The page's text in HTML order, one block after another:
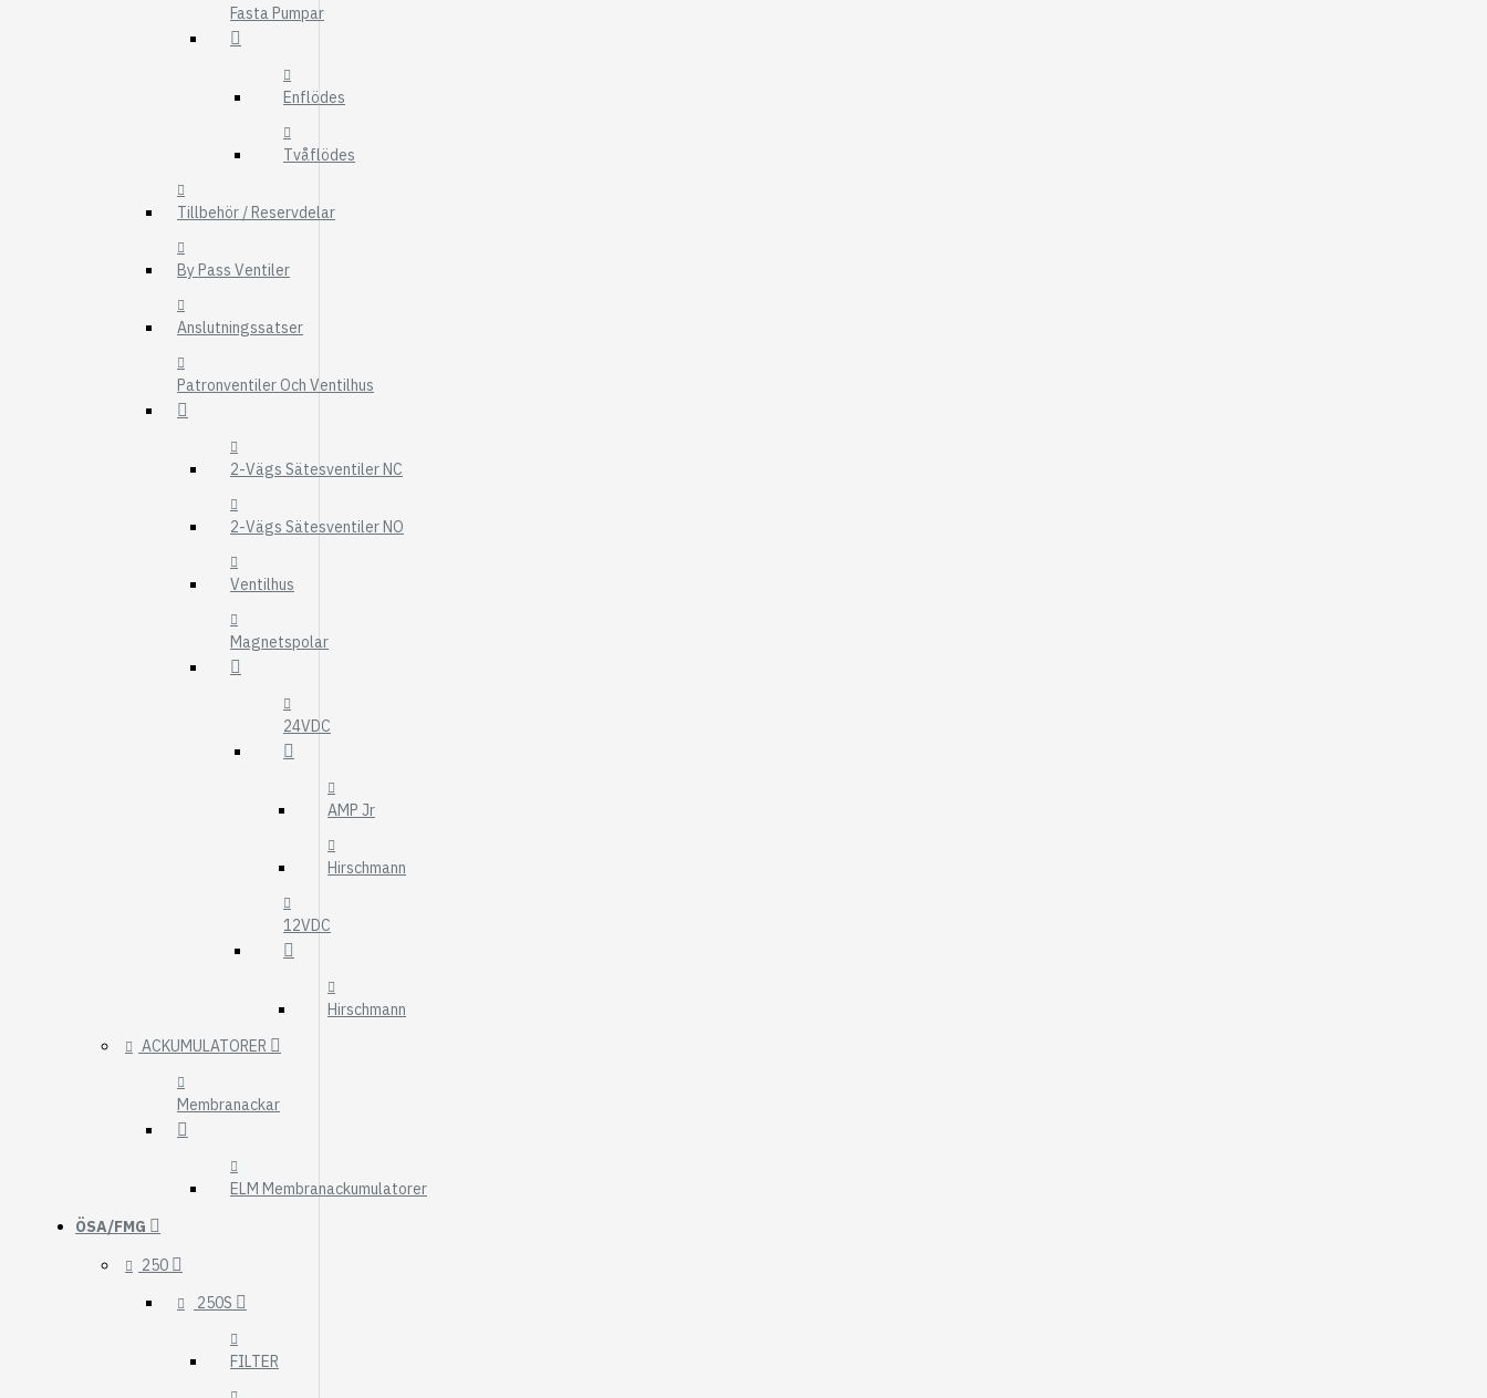
FILTER
BRÄNSLEFILTER
HYDRAULFILTER
Fasta Pumpar
Enflödes
Tvåflödes
Tillbehör / Reservdelar
By Pass Ventiler
Anslutningssatser
Patronventiler Och Ventilhus
2-Vägs Sätesventiler NC
2-Vägs Sätesventiler NO
Ventilhus
Magnetspolar
24VDC
AMP Jr
Hirschmann
12VDC
Hirschmann
ACKUMULATORER
Membranackar
ELM Membranackumulatorer
ÖSA/FMG
250
250S
FILTER